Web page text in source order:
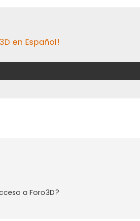
en Español!
a Foro3D?